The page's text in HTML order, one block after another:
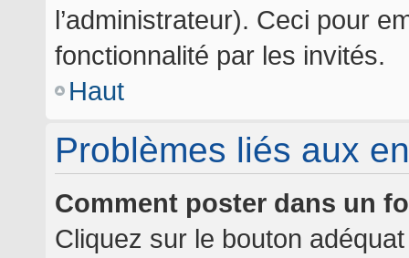
l’administrateur). Ceci pour
fonctionnalité par les invités.
Haut
Problèmes liés aux
Comment poster dans un
Cliquez sur le bouton